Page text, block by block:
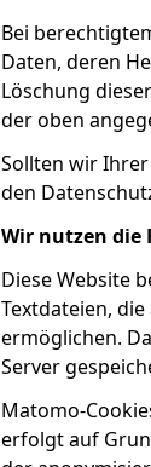
Bei
Daten, deren
Löschung
der oben
Sollten wir
den
Wir nutzen die
Diese Website
Textdateien,
ermöglichen.
Server
Matomo-
erfolgt auf